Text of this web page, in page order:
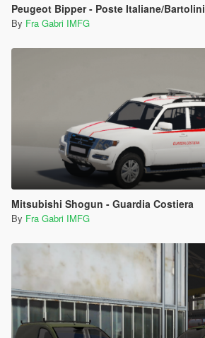
Peugeot Bipper - Poste Italiane/Bartolini
By Fra Gabri IMFG
Mitsubishi Shogun - Guardia Costiera
By Fra Gabri IMFG